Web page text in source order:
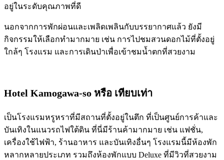
อยู่ในระดับคุณภาพที่ดี
นอกจากการพักผ่อนและเพลิดเพลินกับบรรยากาศแล้ว ยังมี
กิจกรรมให้เลือกทำมากมาย เช่น การไปชมสวนดอกไม้ที่ตั้งอยู่
ใกล้ๆ โรงแรม และการเดินป่าเพื่อเข้าชมน้ำตกที่สวยงาม
Hotel Kamogawa-so หรือ เทียบเท่า
เป็นโรงแรมหรูหราที่มีสถานที่ตั้งอยู่ในตึก ที่เป็นศูนย์การค้าและ
บันเทิงในแนวรถไฟใต้ดิน ที่นี่มีร้านค้ามากมาย เช่น แฟชั่น,
เครื่องใช้ไฟฟ้า, ร้านอาหาร และบันเทิงอื่นๆ โรงแรมนี้มีห้องพัก
หลากหลายประเภท รวมถึงห้องพักแบบ Deluxe ที่มีวิวที่สวยงาม